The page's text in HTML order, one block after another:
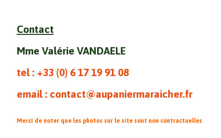
Contact
Mme Valérie VANDAELE
tel : +33 (0) 6 17 19 91 08
email : contact@aupaniermaraicher.fr
Merci de noter que les photos sur le site sont non contractuelles